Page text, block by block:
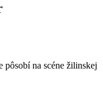
pôsobí na scéne žilinskej